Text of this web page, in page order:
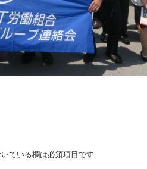
ている欄は必須項目です